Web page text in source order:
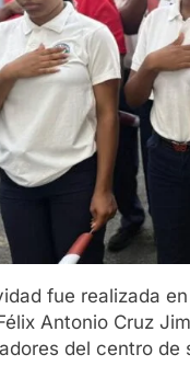
fue realizada
Antonio Cruz
del centro de